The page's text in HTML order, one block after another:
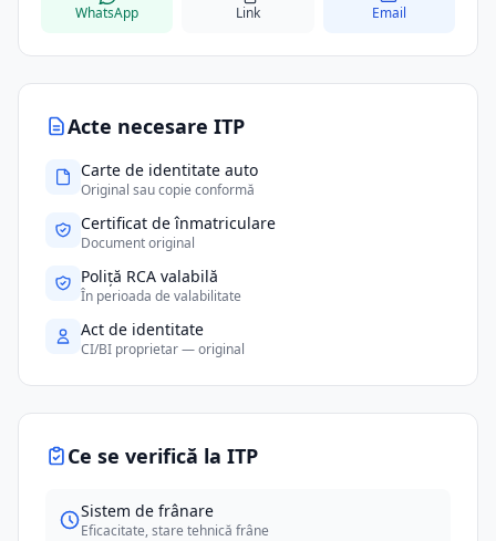
Acte necesare ITP
Carte de identitate auto
Original sau copie conformă
Certificat de înmatriculare
Document original
Poliță RCA valabilă
În perioada de valabilitate
Act de identitate
CI/BI proprietar — original
Ce se verifică la ITP
Sistem de frânare
Eficacitate, stare tehnică frâne
WhatsApp Link Email